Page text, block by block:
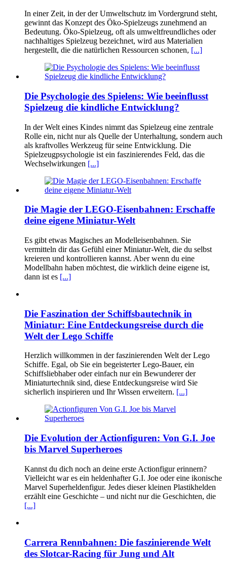
In einer Zeit, in der der Umweltschutz im Vordergrund steht,
gewinnt das Konzept des Öko-Spielzeugs zunehmend an
Bedeutung. Öko-Spielzeug, oft als umweltfreundliches oder
nachhaltiges Spielzeug bezeichnet, wird aus Materialien
hergestellt, die die natürlichen Ressourcen schonen, [...]
Die Psychologie des Spielens: Wie beeinflusst
Spielzeug die kindliche Entwicklung?
In der Welt eines Kindes nimmt das Spielzeug eine zentrale
Rolle ein, nicht nur als Quelle der Unterhaltung, sondern auch
als kraftvolles Werkzeug für seine Entwicklung. Die
Spielzeugpsychologie ist ein faszinierendes Feld, das die
Wechselwirkungen [...]
Die Magie der LEGO-Eisenbahnen: Erschaffe
deine eigene Miniatur-Welt
Es gibt etwas Magisches an Modelleisenbahnen. Sie
vermitteln dir das Gefühl einer Miniatur-Welt, die du selbst
kreieren und kontrollieren kannst. Aber wenn du eine
Modellbahn haben möchtest, die wirklich deine eigene ist,
dann ist es [...]
Die Faszination der Schiffsbautechnik in
Miniatur: Eine Entdeckungsreise durch die
Welt der Lego Schiffe
Herzlich willkommen in der faszinierenden Welt der Lego
Schiffe. Egal, ob Sie ein begeisterter Lego-Bauer, ein
Schiffsliebhaber oder einfach nur ein Bewunderer der
Miniaturtechnik sind, diese Entdeckungsreise wird Sie
sicherlich inspirieren und Ihr Wissen erweitern. [...]
Die Evolution der Actionfiguren: Von G.I. Joe
bis Marvel Superheroes
Kannst du dich noch an deine erste Actionfigur erinnern?
Vielleicht war es ein heldenhafter G.I. Joe oder eine ikonische
Marvel Superheldenfigur. Jedes dieser kleinen Plastikhelden
erzählt eine Geschichte – und nicht nur die Geschichten, die
[...]
Carrera Rennbahnen: Die faszinierende Welt
des Slotcar-Racing für Jung und Alt